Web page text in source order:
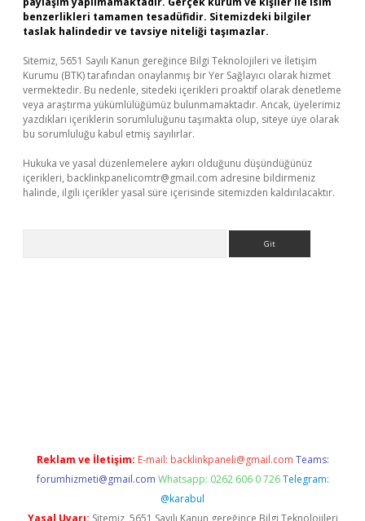
benzerlikleri tamamen tesadüfidir. Sitemizdeki bilgiler
taslak halindedir ve tavsiye niteliği taşımazlar.
Sitemiz, 5651 Sayılı Kanun gereğince Bilgi Teknolojileri ve İletişim
Kurumu (BTK) tarafından onaylanmış bir Yer Sağlayıcı olarak hizmet
vermektedir. Bu nedenle, sitedeki içerikleri proaktif olarak denetleme
veya araştırma yükümlülüğümüz bulunmamaktadır. Ancak, üyelerimiz
yazdıkları içeriklerin sorumluluğunu taşımakta olup, siteye üye olarak
bu sorumluluğu kabul etmiş sayılırlar.
Hukuka ve yasal düzenlemelere aykırı olduğunu düşündüğünüz
içerikleri, backlinkpanelicomtr@gmail.com adresine bildirmeniz
halinde, ilgili içerikler yasal süre içerisinde sitemizden kaldırılacaktır.
Reklam ve İletişim: E-mail: backlinkpaneli@gmail.com Teams:
forumhizmeti@gmail.com Whatsapp: 0262 606 0 726 Telegram:
@karabul
Yasal Uyarı: Sitemiz, 5651 Sayılı Kanun gereğince Bilgi Teknolojileri